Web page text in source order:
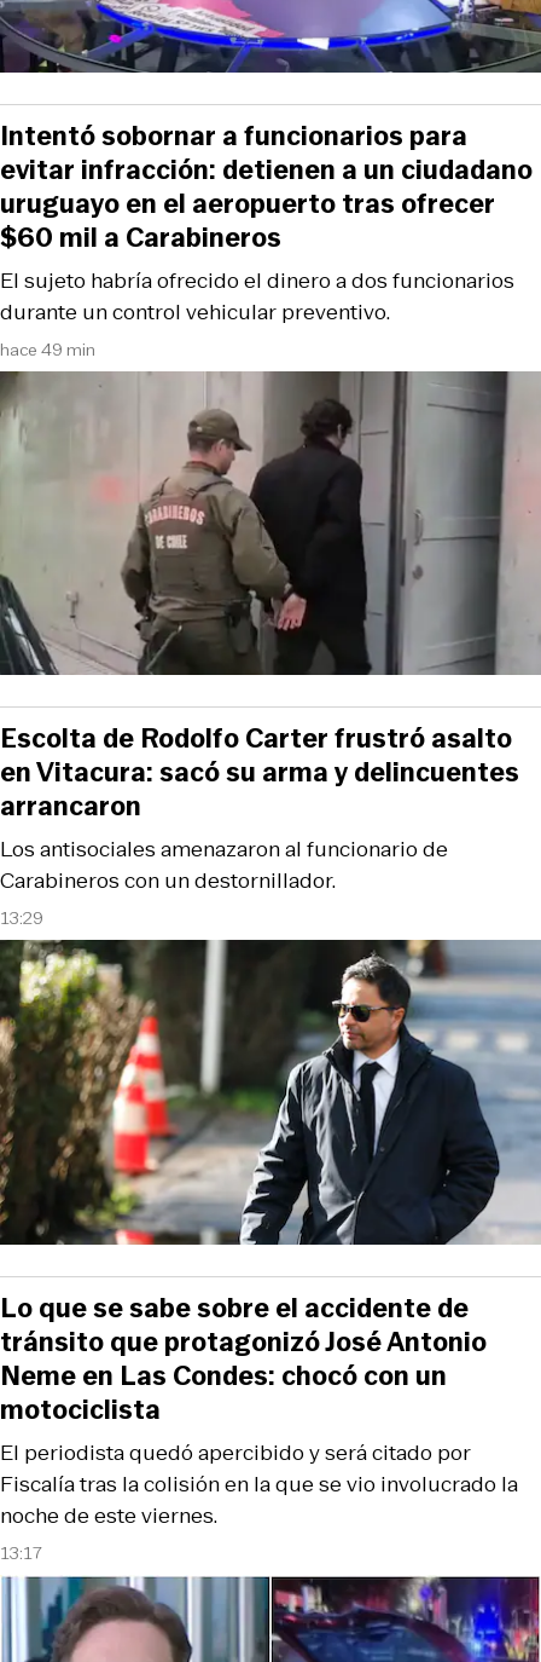
hace 49 min
El sujeto habría ofrecido el dinero a dos funcionarios
durante un control vehicular preventivo.
Intentó sobornar a funcionarios para
evitar infracción: detienen a un ciudadano
uruguayo en el aeropuerto tras ofrecer
$60 mil a Carabineros
13:29
Los antisociales amenazaron al funcionario de
Carabineros con un destornillador.
Escolta de Rodolfo Carter frustró asalto
en Vitacura: sacó su arma y delincuentes
arrancaron
13:17
El periodista quedó apercibido y será citado por
Fiscalía tras la colisión en la que se vio involucrado la
noche de este viernes.
Lo que se sabe sobre el accidente de
tránsito que protagonizó José Antonio
Neme en Las Condes: chocó con un
motociclista